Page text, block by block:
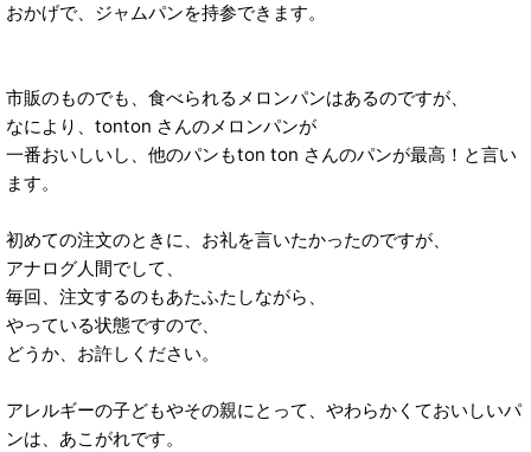
おかげで、ジャムパンを持参できます。
市販のものでも、食べられるメロンパンはあるのですが、
なにより、tonton さんのメロンパンが
一番おいしいし、他のパンもton ton さんのパンが最高！と言い
ます。
初めての注文のときに、お礼を言いたかったのですが、
アナログ人間でして、
毎回、注文するのもあたふたしながら、
やっている状態ですので、
どうか、お許しください。
アレルギーの子どもやその親にとって、やわらかくておいしいパ
ンは、あこがれです。